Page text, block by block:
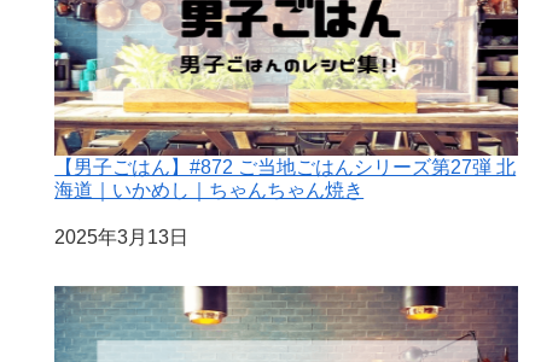
【男子ごはん】#872 ご当地ごはんシリーズ第27弾 北
海道｜いかめし｜ちゃんちゃん焼き
日付
2025年3月13日